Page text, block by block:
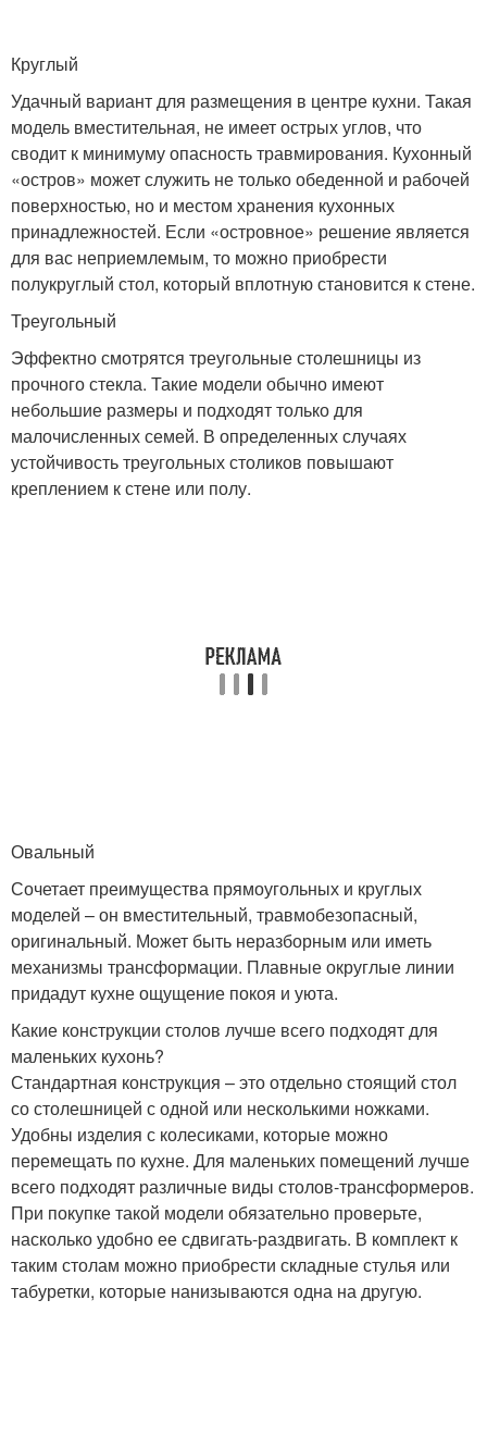
Круглый
Удачный вариант для размещения в центре кухни. Такая
модель вместительная, не имеет острых углов, что
сводит к минимуму опасность травмирования. Кухонный
«остров» может служить не только обеденной и рабочей
поверхностью, но и местом хранения кухонных
принадлежностей. Если «островное» решение является
для вас неприемлемым, то можно приобрести
полукруглый стол, который вплотную становится к стене.
Треугольный
Эффектно смотрятся треугольные столешницы из
прочного стекла. Такие модели обычно имеют
небольшие размеры и подходят только для
малочисленных семей. В определенных случаях
устойчивость треугольных столиков повышают
креплением к стене или полу.
Овальный
Сочетает преимущества прямоугольных и круглых
моделей – он вместительный, травмобезопасный,
оригинальный. Может быть неразборным или иметь
механизмы трансформации. Плавные округлые линии
придадут кухне ощущение покоя и уюта.
Какие конструкции столов лучше всего подходят для
маленьких кухонь?
Стандартная конструкция – это отдельно стоящий стол
со столешницей с одной или несколькими ножками.
Удобны изделия с колесиками, которые можно
перемещать по кухне. Для маленьких помещений лучше
всего подходят различные виды столов-трансформеров.
При покупке такой модели обязательно проверьте,
насколько удобно ее сдвигать-раздвигать. В комплект к
таким столам можно приобрести складные стулья или
табуретки, которые нанизываются одна на другую.